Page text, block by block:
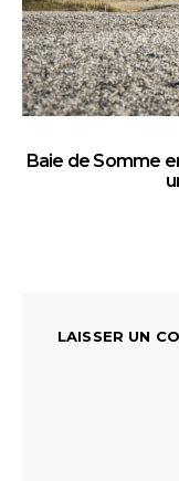
Baie de Somme
LAISSER UN